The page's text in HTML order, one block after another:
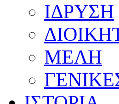
ΙΔΡΥΣΗ
ΜΕΛΗ